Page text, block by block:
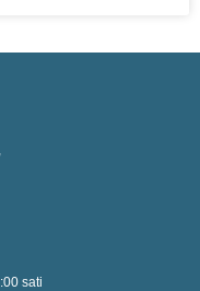
sati